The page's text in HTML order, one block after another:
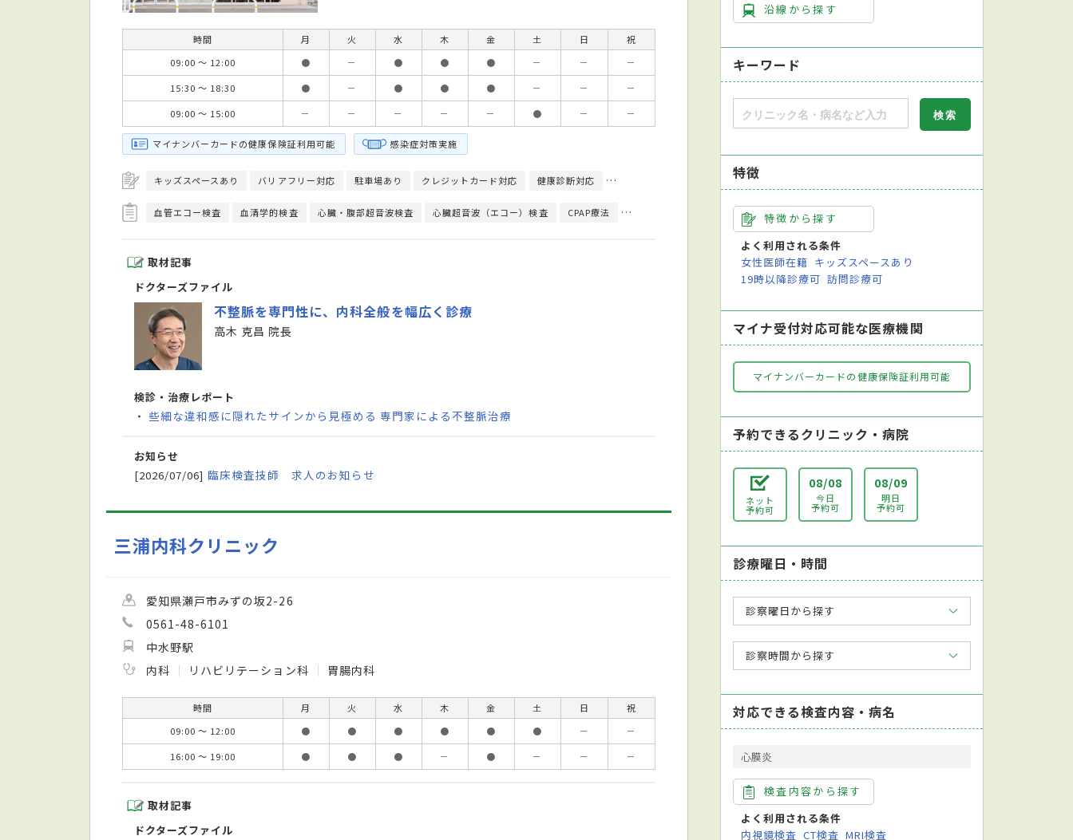
時間 月 火 水 木 金 土 日
祝
09:00 ～ 12:00
● － ● ● ● － －
－
15:30 ～ 18:30
● － ● ● ● － －
－
09:00 ～ 15:00
－ － － － － ● － －
マイナンバーカードの健康保険証利用可能 感染症対策実施
キッズスペースあり バリアフリー対応 駐車場あり クレジットカード対応 健康診断対応 人間ドック対応 日本内科学会総合内科専門医
血管エコー検査 血清学的検査 心臓・腹部超音波検査 心臓超音波（エコー）検査 CPAP療法 腹部超音波検査 インフルエンザ抗原検出キット ホルター心電図検査
取材記事
ドクターズファイル
不整脈を専門性に、内科全般を幅広く診療
高木 克昌 院長
検診・治療レポート
・ 些細な違和感に隠れたサインから見極める 専門家による不整脈治療
お知らせ
[2026/07/06] 臨床検査技師 求人のお知らせ
三浦内科クリニック
愛知県瀬戸市みずの坂2-26
0561-48-6101
中水野駅
内科
リハビリテーション科 胃腸内科
時間 月 火 水 木 金 土 日
祝
09:00 ～ 12:00
● ● ● ● ● ● －
－
16:00 ～ 19:00
● ● ● － ● － － －
取材記事
ドクターズファイル
沿線から探す
キーワード
特徴
特徴から探す
よく利用される条件
女性医師在籍 キッズスペースあり
19時以降診療可 訪問診療可
マイナ受付対応可能な医療機関
マイナンバーカードの健康保険証利用可能
予約できるクリニック・病院
ネット
予約可
08/08
今日
予約可
08/09
明日
予約可
診療曜日・時間
診察曜日から探す
診察時間から探す
対応できる検査内容・病名
心膜炎
検査内容から探す
よく利用される条件
内視鏡検査 CT検査 MRI検査